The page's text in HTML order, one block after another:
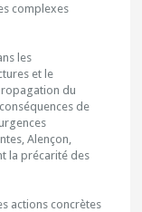
complexes
les
et le
du
de
Alençon,
la précarité des
actions concrètes